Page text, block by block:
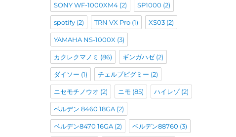
SONY WF-1000XM4(2) SP1000 (2)
spotify(2) TRN VX Pro(1) XS03(2)
YAMAHA NS-1000X (3)
カクレクマノミ (86) ギンガハゼ(2)
ダイソー (1) チェルブピグミー (2)
ニセモチノウオ (2) ニモ (85) ハイレゾ(2)
ベルデン 8460 18GA(2)
ベルデン8470 16GA(2) ベルデン88760 (3)